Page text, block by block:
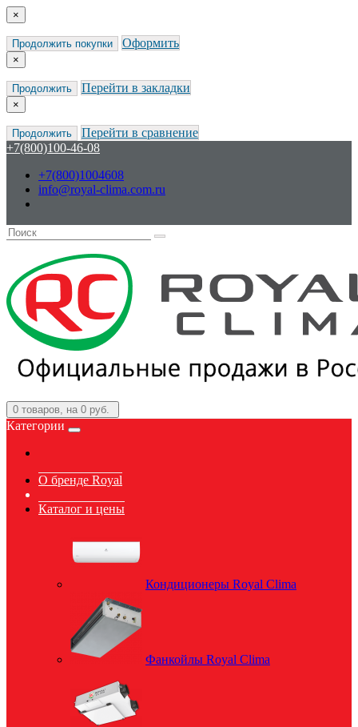
×
Продолжить покупки Оформить
×
Продолжить Перейти в закладки
×
Продолжить
Перейти в сравнение
+7(800)100-46-08
+7(800)1004608
info@royal-clima.com.ru
0 товаров, на 0 руб.
Категории
О бренде Royal
Каталог и цены
Кондиционеры Royal Clima
Фанкойлы Royal Clima